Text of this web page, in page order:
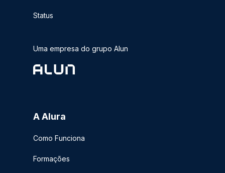
Status
Uma empresa do grupo Alun
A Alura
Como Funciona
Formações